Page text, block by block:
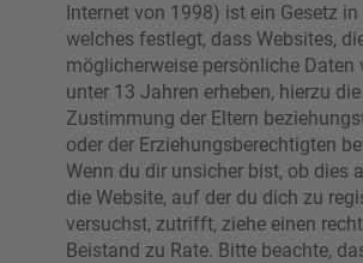
Internet von 1998) ist ein Gesetz in
welches festlegt, dass Websites,
möglicherweise persönliche Daten
unter 13 Jahren erheben, hierzu die
Zustimmung der Eltern
oder der Erziehungsberechtigten
Wenn du dir unsicher bist, ob dies
die Website, auf der du dich zu
versuchst, zutrifft, ziehe einen
Beistand zu Rate. Bitte beachte,